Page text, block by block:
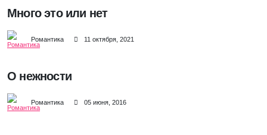
Много это или нет
Романтика 11 октября, 2021
О нежности
Романтика 05 июня, 2016